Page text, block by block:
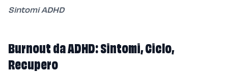
Sintomi ADHD
Burnout da ADHD: Sintomi, Ciclo,
Recupero